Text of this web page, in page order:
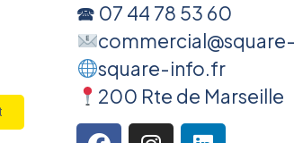
🕿 07 44 78 53 60
square-info.fr
200 Rte de Marseille